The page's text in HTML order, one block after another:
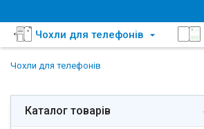
Чохли для телефонів
Чохли для телефонів
Каталог товарів